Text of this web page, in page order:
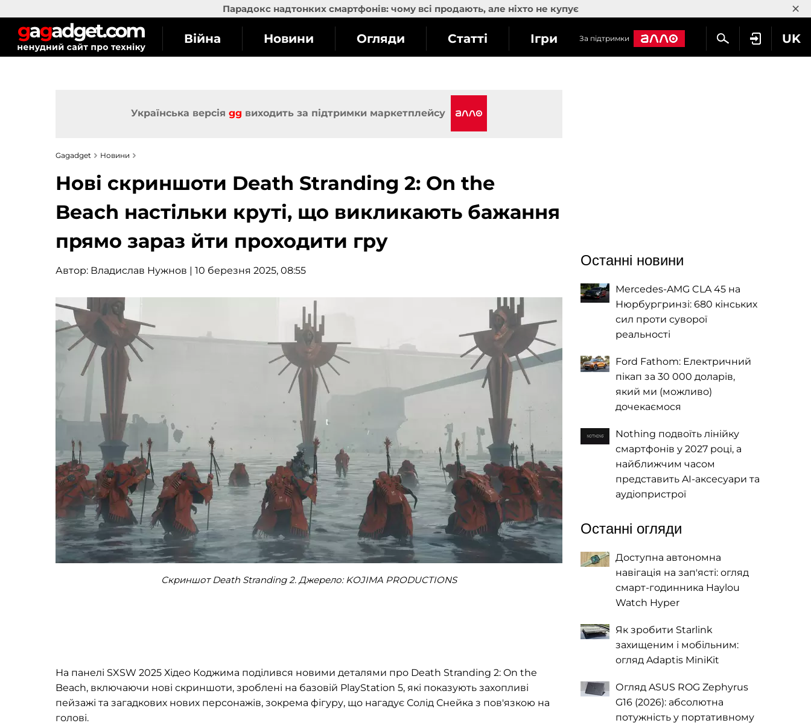
Парадокс надтонких смартфонів: чому всі продають, але ніхто не купує ×
UK
Війна Новини Огляди Статті Ігри За підтримки
Українська версія gg виходить за підтримки маркетплейсу
Gagadget Новини
Нові скриншоти Death Stranding 2: On the
Beach настільки круті, що викликають бажання
прямо зараз йти проходити гру
Автор: Владислав Нужнов | 10 березня 2025, 08:55
Скриншот Death Stranding 2. Джерело: KOJIMA PRODUCTIONS
На панелі SXSW 2025 Хідео Коджима поділився новими деталями про Death Stranding 2: On the
Beach, включаючи нові скриншоти, зроблені на базовій PlayStation 5, які показують захопливі
пейзажі та загадкових нових персонажів, зокрема фігуру, що нагадує Солід Снейка з пов'язкою на
голові.
Останні новини
Mercedes-AMG CLA 45 на
Нюрбургринзі: 680 кінських
сил проти суворої
реальності
Ford Fathom: Електричний
пікап за 30 000 доларів,
який ми (можливо)
дочекаємося
Nothing подвоїть лінійку
смартфонів у 2027 році, а
найближчим часом
представить AI-аксесуари та
аудіопристрої
Останні огляди
Доступна автономна
навігація на зап'ясті: огляд
смарт-годинника Haylou
Watch Hyper
Як зробити Starlink
захищеним і мобільним:
огляд Adaptis MiniKit
Огляд ASUS ROG Zephyrus
G16 (2026): абсолютна
потужність у портативному